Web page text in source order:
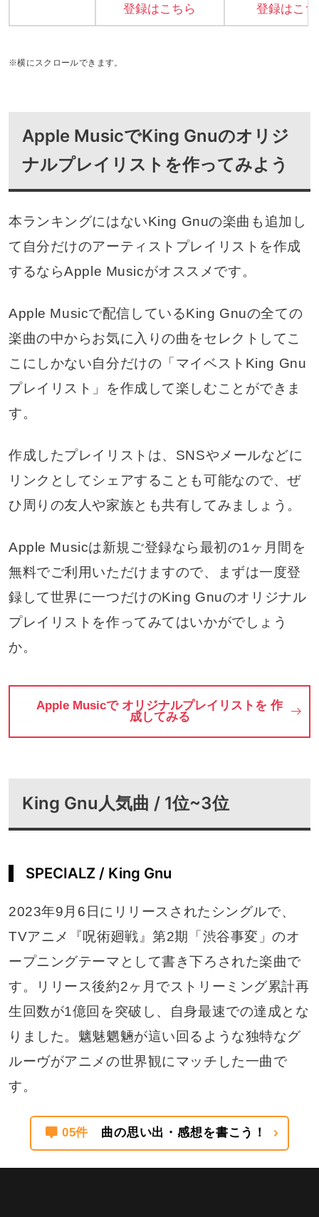
登録はこちら 登録はこ
※横にスクロールできます。
Apple MusicでKing Gnuのオリジ
ナルプレイリストを作ってみよう
本ランキングにはないKing Gnuの楽曲も追加し
て自分だけのアーティストプレイリストを作成
するならApple Musicがオススメです。
Apple Musicで配信しているKing Gnuの全ての
楽曲の中からお気に入りの曲をセレクトしてこ
こにしかない自分だけの「マイベストKing Gnu
プレイリスト」を作成して楽しむことができま
す。
作成したプレイリストは、SNSやメールなどに
リンクとしてシェアすることも可能なので、ぜ
ひ周りの友人や家族とも共有してみましょう。
Apple Musicは新規ご登録なら最初の1ヶ月間を
無料でご利用いただけますので、まずは一度登
録して世界に一つだけのKing Gnuのオリジナル
プレイリストを作ってみてはいかがでしょう
か。
Apple Musicで オリジナルプレイリストを 作
成してみる
King Gnu人気曲 / 1位~3位
SPECIALZ / King Gnu
2023年9月6日にリリースされたシングルで、
TVアニメ『呪術廻戦』第2期「渋谷事変」のオ
ープニングテーマとして書き下ろされた楽曲で
す。リリース後約2ヶ月でストリーミング累計再
生回数が1億回を突破し、自身最速での達成とな
りました。魑魅魍魎が這い回るような独特なグ
ルーヴがアニメの世界観にマッチした一曲で
す。
05件 曲の思い出・感想を書こう！